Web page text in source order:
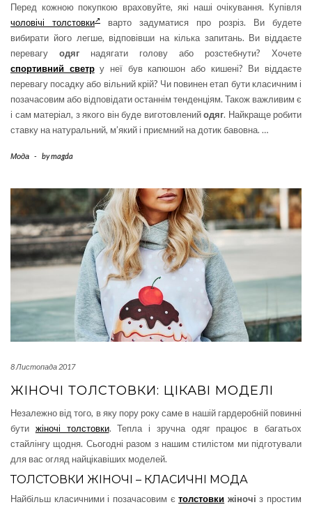
Перед кожною покупкою враховуйте, які наші очікування. Купівля
чоловічі толстовки
варто задуматися про розріз. Ви будете
вибирати його легше, відповівши на кілька запитань. Ви віддаєте
перевагу одяг надягати голову або розстебнути? Хочете
спортивний светру неї був капюшон або кишені? Ви віддаєте
перевагу посадку або вільний крій? Чи повинен етап бути класичним і
позачасовим або відповідати останнім тенденціям. Також важливим є
і сам матеріал, з якого він буде виготовленийодяг. Найкраще робити
ставку на натуральний, м’який і приємний на дотик бавовна. …
Мода - bymagda
8 Листопада 2017
ЖІНОЧІ ТОЛСТОВКИ: ЦІКАВІ МОДЕЛІ
Незалежно від того, в яку пору року саме в нашій гардеробній повинні
бути жіночі толстовки. Тепла і зручна одяг працює в багатьох
стайлінгу щодня. Сьогодні разом з нашим стилістом ми підготували
для вас огляд найцікавіших моделей.
ТОЛСТОВКИ ЖІНОЧІ – КЛАСИЧНІ МОДА
Найбільш класичними і позачасовим єтолстовки жіночі з простим